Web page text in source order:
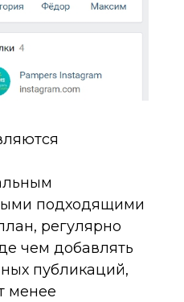
подходящими
регулярно
чем добавлять
публикаций,
менее